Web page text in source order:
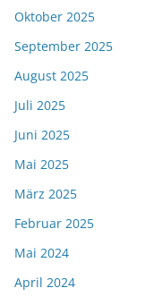
Oktober 2025
September 2025
August 2025
Juli 2025
Juni 2025
Mai 2025
März 2025
Februar 2025
Mai 2024
April 2024